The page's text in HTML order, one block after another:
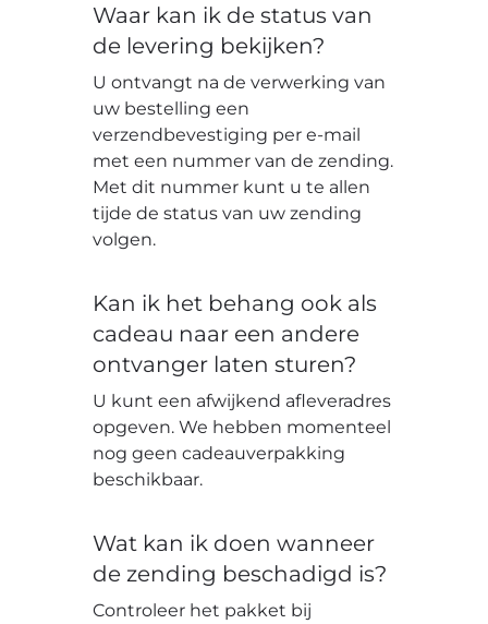
Waar kan ik de status van
de levering bekijken?
U ontvangt na de verwerking van
uw bestelling een
verzendbevestiging per e-mail
met een nummer van de zending.
Met dit nummer kunt u te allen
tijde de status van uw zending
volgen.
Kan ik het behang ook als
cadeau naar een andere
ontvanger laten sturen?
U kunt een afwijkend afleveradres
opgeven. We hebben momenteel
nog geen cadeauverpakking
beschikbaar.
Wat kan ik doen wanneer
de zending beschadigd is?
Controleer het pakket bij